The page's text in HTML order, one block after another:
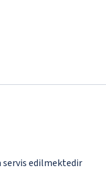
servis edilmektedir